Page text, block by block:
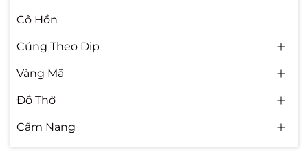
Cô Hồn
Cúng Theo Dịp
Vàng Mã
Đồ Thờ
Cẩm Nang